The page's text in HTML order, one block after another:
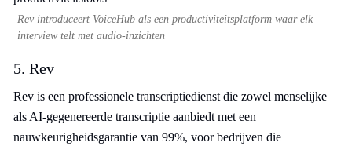
Rev introduceert VoiceHub als een productiviteitsplatform waar elk
interview telt met audio-inzichten
5. Rev
Rev is een professionele transcriptiedienst die zowel menselijke
als AI-gegenereerde transcriptie aanbiedt met een
nauwkeurigheidsgarantie van 99%, voor bedrijven die